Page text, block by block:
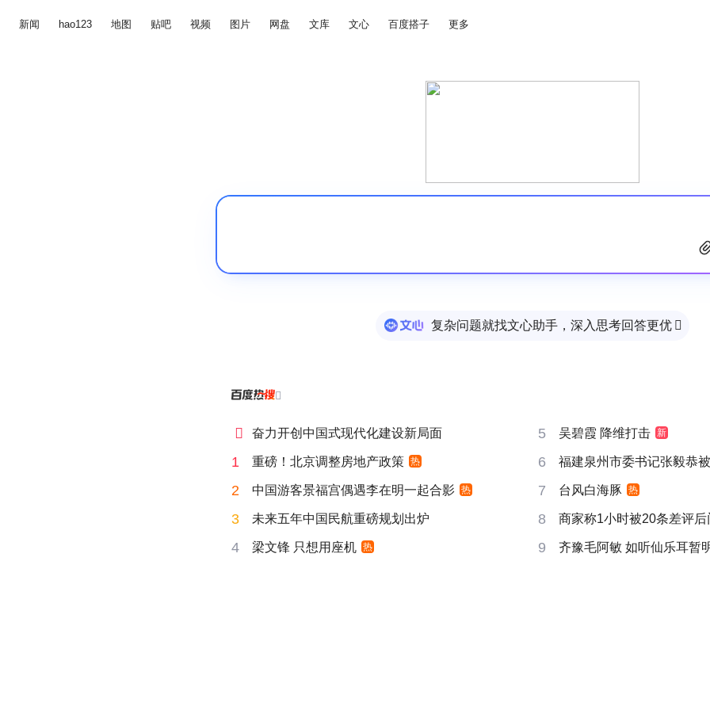
新闻 hao123 地图 贴吧 视频 图片 网盘 文库 文心 百度搭子 更多
复杂问题就找文心助手，深入思考回答更优 

 奋力开创中国式现代化建设新局面 5 吴碧霞 降维打击 新
1 重磅！北京调整房地产政策 热 6 福建泉州市委书记张毅恭
2 中国游客景福宫偶遇李在明一起合影 热 7 台风白海豚 热
3 未来五年中国民航重磅规划出炉 8 商家称1小时被20条差评后
4 梁文锋 只想用座机 热 9 齐豫毛阿敏 如听仙乐耳暂